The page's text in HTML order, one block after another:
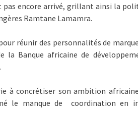
encore arrivé, grillant ainsi la
Ramtane Lamamra.
réunir des personnalités de
la Banque africaine de
à concrétiser son ambition
le manque de coordination en